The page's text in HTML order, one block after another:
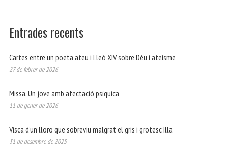
Entrades recents
Cartes entre un poeta ateu i Lleó XIV sobre Déu i ateísme
27 de febrer de 2026
Missa. Un jove amb afectació psíquica
11 de gener de 2026
Visca d’un lloro que sobreviu malgrat el gris i grotesc Illa
31 de desembre de 2025